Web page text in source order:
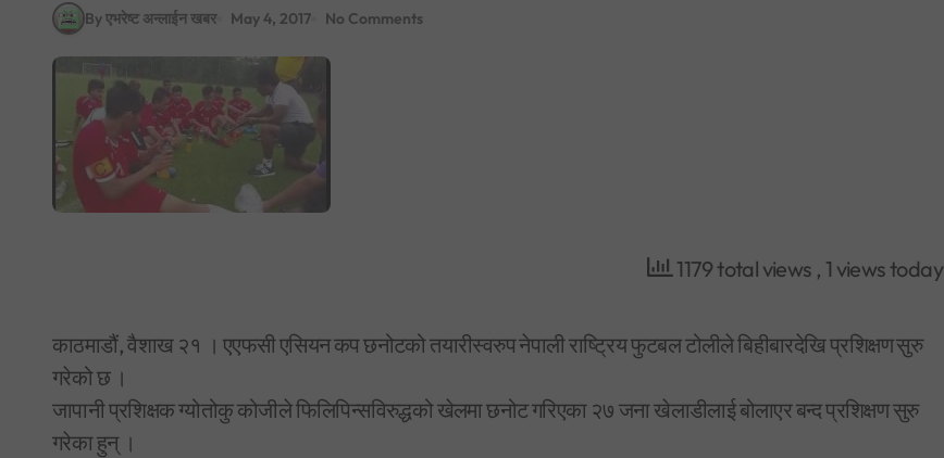
By एभरेष्ट अन्लाईन खबर May 4, 2017 No Comments
1179 total views , 1 views today
काठमाडौं, वैशाख २१ । एएफसी एसियन कप छनोटको तयारीस्वरुप नेपाली राष्ट्रिय फुटबल टोलीले बिहीबारदेखि प्रशिक्षण सुरु
गरेको छ ।
जापानी प्रशिक्षक ग्योतोकु कोजीले फिलिपिन्सविरुद्धको खेलमा छनोट गरिएका २७ जना खेलाडीलाई बोलाएर बन्द प्रशिक्षण सुरु
गरेका हुन् ।